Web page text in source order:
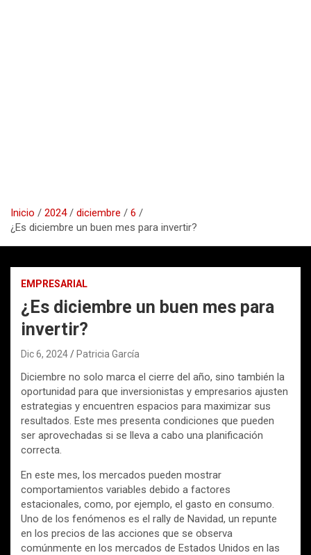
Inicio 2024 diciembre
6
¿Es diciembre un buen mes para invertir?
EMPRESARIAL
¿Es diciembre un buen mes para
invertir?
Dic 6, 2024 Patricia García
Diciembre no solo marca el cierre del año, sino también la
oportunidad para que inversionistas y empresarios ajusten
estrategias y encuentren espacios para maximizar sus
resultados. Este mes presenta condiciones que pueden
ser aprovechadas si se lleva a cabo una planificación
correcta.
En este mes, los mercados pueden mostrar
comportamientos variables debido a factores
estacionales, como, por ejemplo, el gasto en consumo.
Uno de los fenómenos es el rally de Navidad, un repunte
en los precios de las acciones que se observa
comúnmente en los mercados de Estados Unidos en las